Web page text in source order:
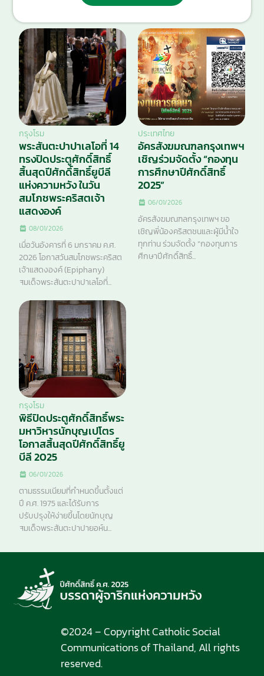
กรุงโรม
พระสันตะปาปาเลโอที่ 14
ทรงปิดประตูศักดิ์สิทธิ์
สิ้นสุดปีศักดิ์สิทธิ์ยูบีลี
แห่งความหวัง ในวัน
สมโภชพระคริสตเจ้า
แสดงองค์
08/01/2026
เมื่อวันอังคารที่ 6 มกราคม ค.ศ.
2026 โอกาสวันสมโภชพระคริสต
เจ้าแสดงองค์ (Epiphany)
สมเด็จพระสันตะปาปาเลโอที่...
ประเทศไทย
อัครสังฆมณฑลกรุงเทพฯ
เชิญร่วมจัดตั้ง “กองทุน
การศึกษาปีศักดิ์สิทธิ์
2025”
06/01/2026
อัครสังฆมณฑลกรุงเทพฯ ขอ
เชิญพี่น้องคริสตชนและผู้มีน้ำใจ
ทุกท่าน ร่วมจัดตั้ง “กองทุนการ
ศึกษาปีศักดิ์สิทธิ์...
กรุงโรม
พิธีปิดประตูศักดิ์สิทธิ์พระ
มหาวิหารนักบุญเปโตร
โอกาสสิ้นสุดปีศักดิ์สิทธิ์ยู
บีลี 2025
06/01/2026
ตามธรรมเนียมที่กำหนดขึ้นตั้งแต่
ปี ค.ศ. 1975 และได้รับการ
ปรับปรุงให้ง่ายขึ้นโดยนักบุญ
สมเด็จพระสันตะปาปายอห์น...
©2024 – Copyright Catholic Social
Communications of Thailand, All rights
reserved.